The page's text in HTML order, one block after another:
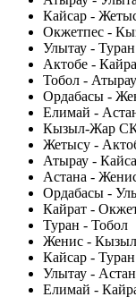
Кайсар -
Окжетпес -
Улытау - Туран
Актобе -
Тобол - Атырау
Ордабасы -
Елимай -
Кызыл-Жар
Жетысу -
Атырау -
Астана -
Ордабасы -
Кайрат -
Туран - Тобол
Женис -
Кайсар - Туран
Улытау -
Елимай -